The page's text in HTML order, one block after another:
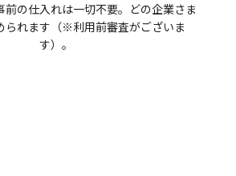
前の仕入れは一切不要。どの企業さま
られます（※利用前審査がございま
す）。